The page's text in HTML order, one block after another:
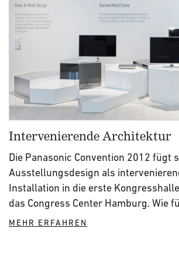
Intervenierende Architektur
Die Panasonic Convention 2012 fügt
Ausstellungsdesign als
Installation in die erste
das Congress Center Hamburg. Wie
MEHR ERFAHREN